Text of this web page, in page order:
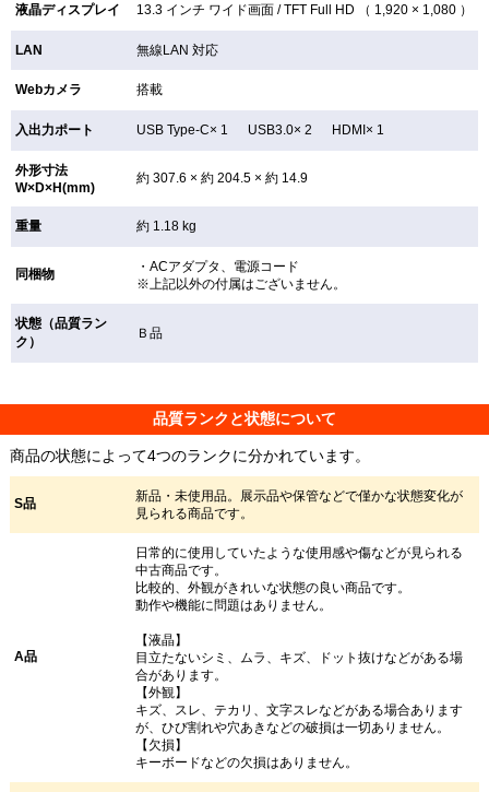
液晶ディスプレイ 13.3 インチ ワイド画面 /TFT Full HD （ 1,920 × 1,080 ）
LAN 無線LAN対応
Webカメラ 搭載
入出力ポート USB Type-C× 1 USB3.0× 2 HDMI× 1
外形寸法
W×D×H(mm)
約 307.6 × 約 204.5 × 約 14.9
重量 約 1.18 kg
同梱物
・ACアダプタ、電源コード
※上記以外の付属はございません。
状態（品質ラン
ク）
Ｂ品
品質ランクと状態について
商品の状態によって4つのランクに分かれています。
S品
新品・未使用品。展示品や保管などで僅かな状態変化が
見られる商品です。
A品
日常的に使用していたような使用感や傷などが見られる
中古商品です。
比較的、外観がきれいな状態の良い商品です。
動作や機能に問題はありません。
【液晶】
目立たないシミ、ムラ、キズ、ドット抜けなどがある場
合があります。
【外観】
キズ、スレ、テカリ、文字スレなどがある場合あります
が、ひび割れや穴あきなどの破損は一切ありません。
【欠損】
キーボードなどの欠損はありません。